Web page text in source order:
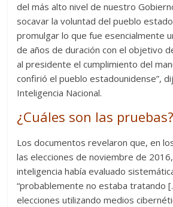
del más alto nivel de nuestro
socavar la voluntad del pueblo
promulgar lo que fue esencialmente
de años de duración con el objetivo
al presidente el cumplimiento del
confirió el pueblo estadounidense”,
Inteligencia Nacional.
¿Cuáles son las pruebas?
Los documentos revelaron que, en
las elecciones de noviembre de
inteligencia había evaluado
“probablemente no estaba tratando
elecciones utilizando medios